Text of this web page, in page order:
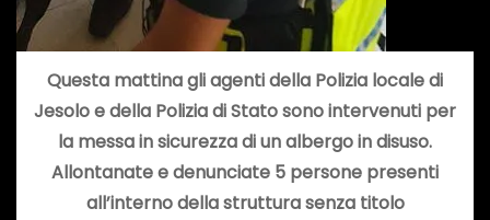
Questa mattina gli agenti della Polizia locale di
Jesolo e della Polizia di Stato sono intervenuti per
la messa in sicurezza di un albergo in disuso.
Allontanate e denunciate 5 persone presenti
all’interno della struttura senza titolo